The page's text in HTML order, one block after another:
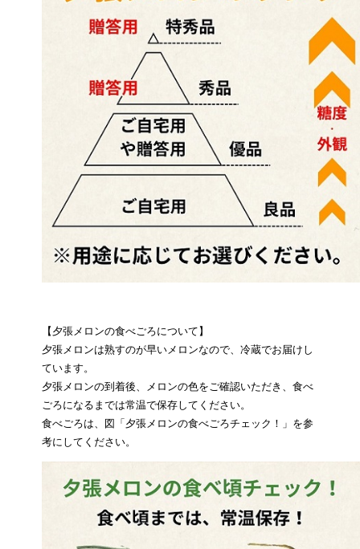
【夕張メロンの食べごろについて】
夕張メロンは熟すのが早いメロンなので、冷蔵でお届けし
ています。
夕張メロンの到着後、メロンの色をご確認いただき、食べ
ごろになるまでは常温で保存してください。
食べごろは、図「夕張メロンの食べごろチェック！」を参
考にしてください。